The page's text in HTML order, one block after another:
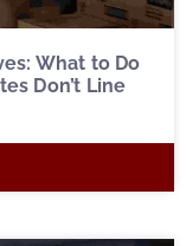
What to Do
Don’t Line